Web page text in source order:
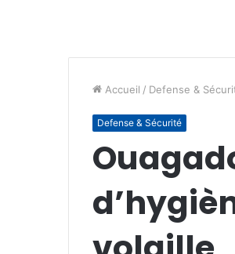
Accueil / Defense &
Defense & Sécurité